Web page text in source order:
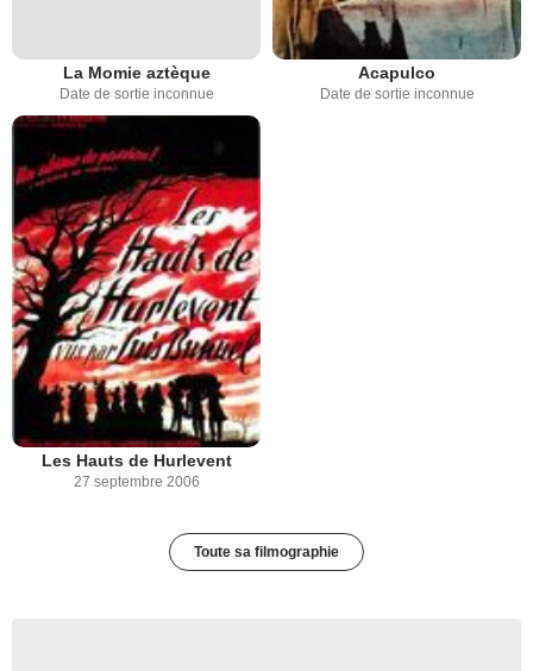
La Momie aztèque
Date de sortie inconnue
Acapulco
Date de sortie inconnue
Les Hauts de Hurlevent
27 septembre 2006
Toute sa filmographie